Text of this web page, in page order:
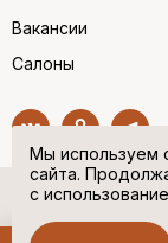
Вакансии
Салоны
© “НЕМЕЦКАЯ
Политика в
Мы используем
сайта.
с